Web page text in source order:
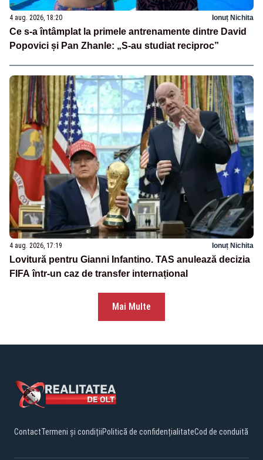
4 aug. 2026, 18:20 Ionuț Nichita
Ce s-a întâmplat la primele antrenamente dintre David
Popovici și Pan Zhanle: „S-au studiat reciproc”
4 aug. 2026, 17:19 Ionuț Nichita
Lovitură pentru Gianni Infantino. TAS anulează decizia
FIFA într-un caz de transfer internațional
Mai Multe
ContactTermeni și condițiiPolitică de confidențialitateCod de conduită